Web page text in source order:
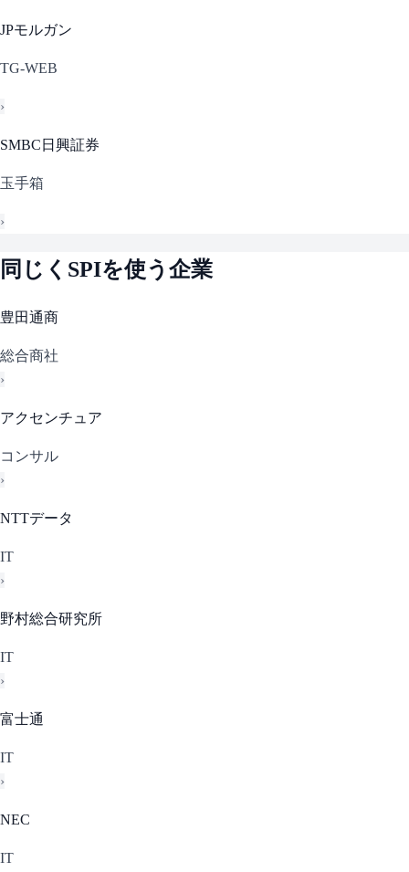
JPモルガン
TG-WEB
›
SMBC日興証券
玉手箱
›
同じく SPIを使う企業
豊田通商
総合商社
›
アクセンチュア
コンサル
›
NTTデータ
IT
›
野村総合研究所
IT
›
富士通
IT
›
NEC
IT